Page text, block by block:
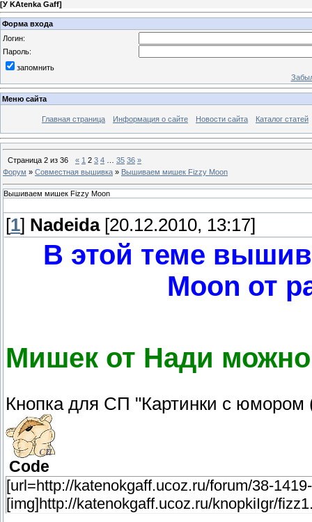
[У KAtenka Gaff]
Форма входа
Логин:
Пароль:
запомнить
Меню сайта
Главная страница Информация о сайте Новости сайта Каталог статей
Страница 2 из 36 « 1 2 3 4 35 36 »
Форум » Совместная вышивка » Вышиваем мишек Fizzy Moon
Вышиваем мишек Fizzy Moon
[1] Nadeida[20.12.2010, 13:17]
В этой теме
Moon от
Мишек от Нади можно
Кнопка для СП "Картинки с
Code
[url=http://katenokgaff.ucoz.ru/forum/38-
[img]http://katenokgaff.ucoz.ru/knopkiIgr/